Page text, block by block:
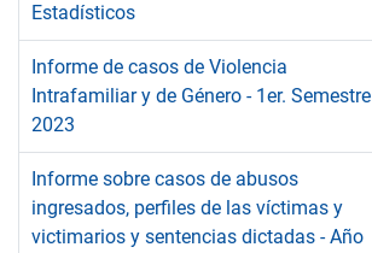
Estadísticos
Informe de casos de Violencia
Intrafamiliar y de Género - 1er. Semestre
2023
Informe sobre casos de abusos
ingresados, perfiles de las víctimas y
victimarios y sentencias dictadas - Año